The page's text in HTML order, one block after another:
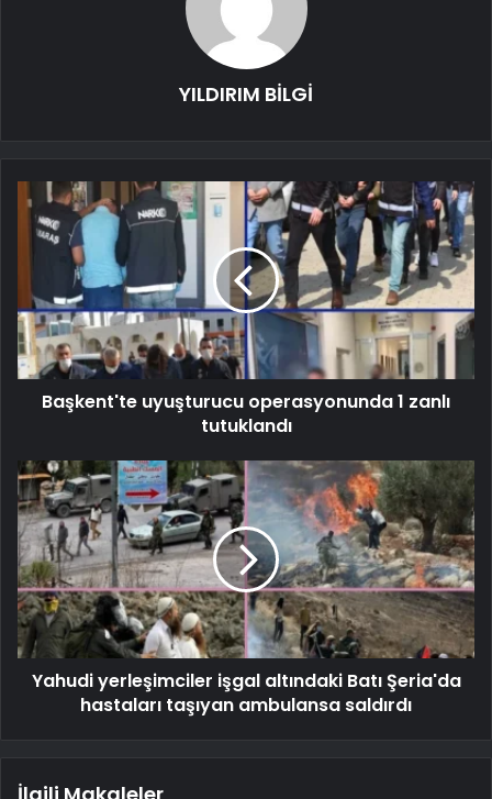
YILDIRIM BİLGİ
Başkent'te uyuşturucu operasyonunda 1 zanlı
tutuklandı
Yahudi yerleşimciler işgal altındaki Batı Şeria'da
hastaları taşıyan ambulansa saldırdı